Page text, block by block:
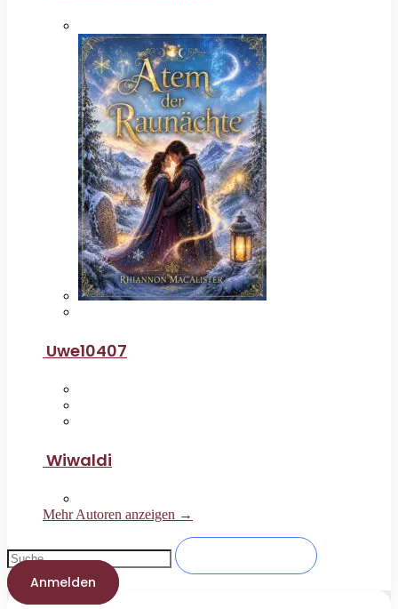
Uwe10407
Wiwaldi
Mehr Autoren anzeigen →
Anmelden